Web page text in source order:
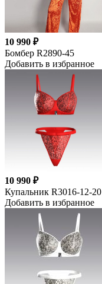
10 990 ₽
Бомбер R2890-45
Добавить в избранное
10 990 ₽
Купальник R3016-12-20
Добавить в избранное